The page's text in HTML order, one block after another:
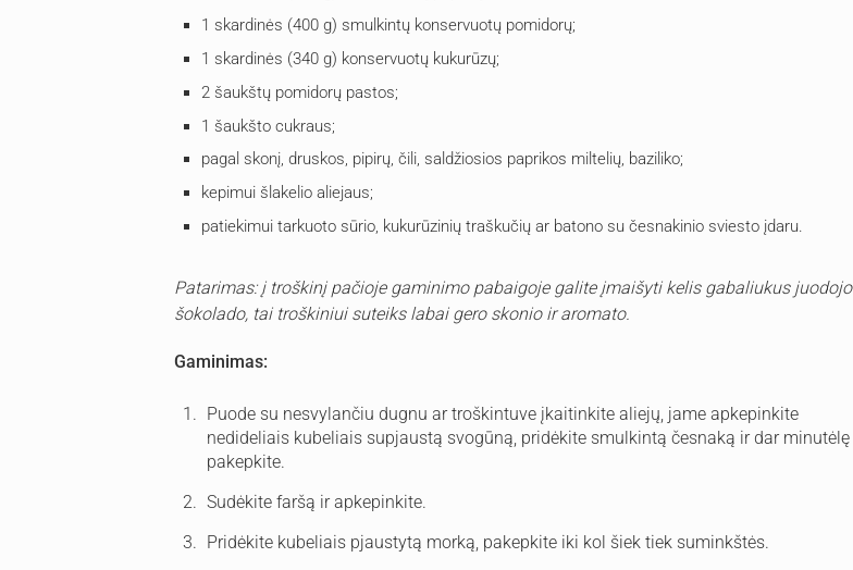
1 skardinės (400 g) smulkintų konservuotų pomidorų;
1 skardinės (340 g) konservuotų kukurūzų;
2 šaukštų pomidorų pastos;
1 šaukšto cukraus;
pagal skonį, druskos, pipirų, čili, saldžiosios paprikos miltelių, baziliko;
kepimui šlakelio aliejaus;
patiekimui tarkuoto sūrio, kukurūzinių traškučių ar batono su česnakinio sviesto įdaru.
Patarimas: į troškinį pačioje gaminimo pabaigoje galite įmaišyti kelis gabaliukus juodojo
šokolado, tai troškiniui suteiks labai gero skonio ir aromato.
Gaminimas:
Puode su nesvylančiu dugnu ar troškintuve įkaitinkite aliejų, jame apkepinkite
nedideliais kubeliais supjaustą svogūną, pridėkite smulkintą česnaką ir dar minutėlę
pakepkite.
Sudėkite faršą ir apkepinkite.
Pridėkite kubeliais pjaustytą morką, pakepkite iki kol šiek tiek suminkštės.